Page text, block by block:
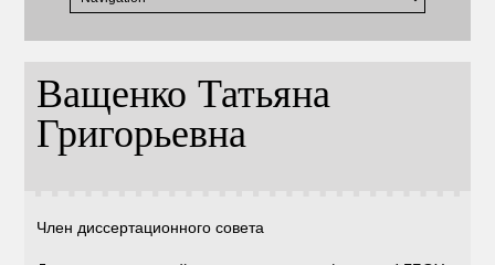
Ващенко Татьяна
Григорьевна
Член диссертационного совета